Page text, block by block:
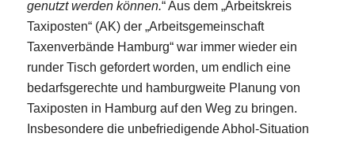
genutzt werden können.“ Aus dem „Arbeitskreis
Taxiposten“ (AK) der „Arbeitsgemeinschaft
Taxenverbände Hamburg“ war immer wieder ein
runder Tisch gefordert worden, um endlich eine
bedarfsgerechte und hamburgweite Planung von
Taxiposten in Hamburg auf den Weg zu bringen.
Insbesondere die unbefriedigende Abhol-Situation